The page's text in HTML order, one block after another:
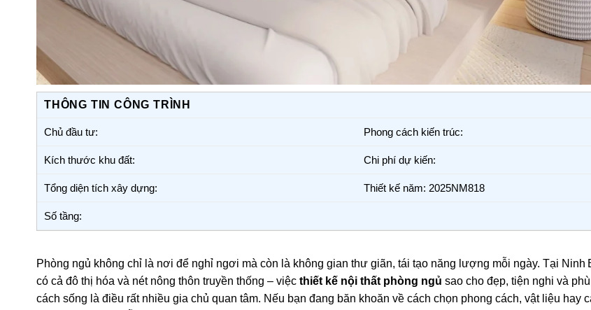
THÔNG TIN CÔNG TRÌNH
Chủ đầu tư: Phong cách kiến trúc:
Kích thước khu đất: Chi phí dự kiến:
Tổng diện tích xây dựng: Thiết kế năm: 2025NM818
Số tầng:
Phòng ngủ không chỉ là nơi để nghỉ ngơi mà còn là không gian thư giãn, tái tạo năng lượng mỗi ngày. Tại Ninh
có cả đô thị hóa và nét nông thôn truyền thống – việc thiết kế nội thất phòng ngủ sao cho đẹp, tiện nghi và
cách sống là điều rất nhiều gia chủ quan tâm. Nếu bạn đang băn khoăn về cách chọn phong cách, vật liệu hay